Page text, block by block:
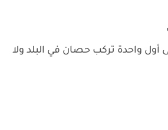
أول واحدة تركب حصان في البلد ولا